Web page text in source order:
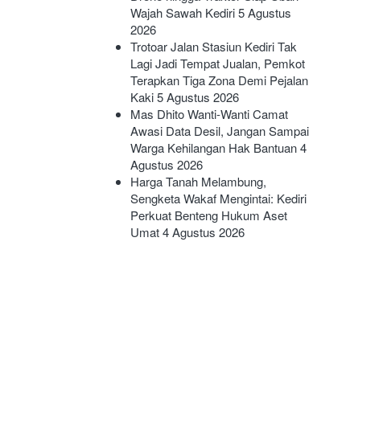
Wajah Sawah Kediri 5 Agustus
2026
Trotoar Jalan Stasiun Kediri Tak
Lagi Jadi Tempat Jualan, Pemkot
Terapkan Tiga Zona Demi Pejalan
Kaki 5 Agustus 2026
Mas Dhito Wanti-Wanti Camat
Awasi Data Desil, Jangan Sampai
Warga Kehilangan Hak Bantuan 4
Agustus 2026
Harga Tanah Melambung,
Sengketa Wakaf Mengintai: Kediri
Perkuat Benteng Hukum Aset
Umat 4 Agustus 2026